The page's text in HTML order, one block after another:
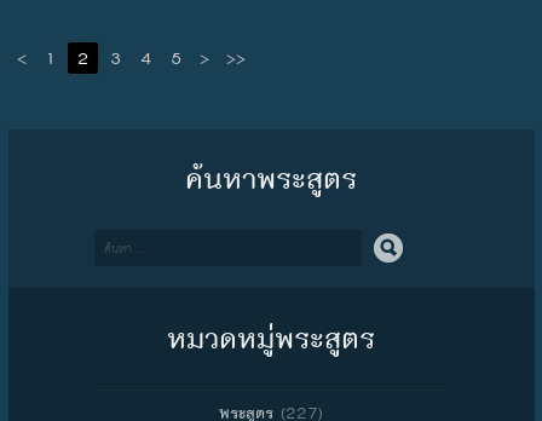
< 1 2 3 4 5 > >>
ค้นหาพระสูตร
หมวดหมู่พระสูตร
พระสูตร (227)